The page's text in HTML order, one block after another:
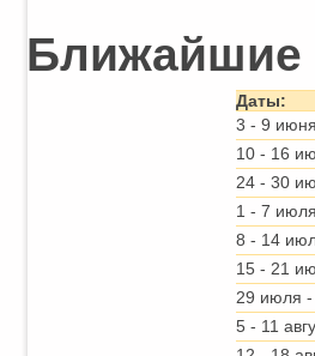
Ближайшие
Даты:
3 - 9 июня
10 - 16
24 - 30
1 - 7 июля
8 - 14
15 - 21
29 июля -
5 - 11